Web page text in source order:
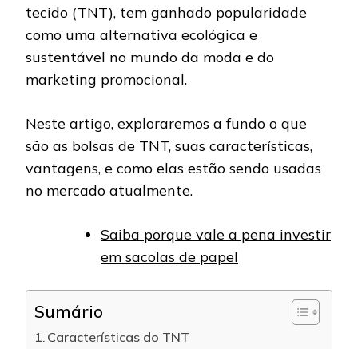
tecido (TNT), tem ganhado popularidade
como uma alternativa ecológica e
sustentável no mundo da moda e do
marketing promocional.
Neste artigo, exploraremos a fundo o que
são as bolsas de TNT, suas características,
vantagens, e como elas estão sendo usadas
no mercado atualmente.
Saiba porque vale a pena investir
em sacolas de papel
Sumário
Características do TNT